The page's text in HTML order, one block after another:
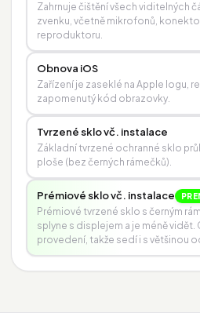
Zahrnuje čištění všech viditelných
zvenku, včetně mikrofonů,
reproduktoru.
Obnova iOS
Zařízení je zaseklé na Apple logu,
zapomenutý kód obrazovky.
Tvrzené sklo vč. instalace
Základní tvrzené ochranné sklo
ploše (bez černých rámečků).
Prémiové sklo vč. instalace
Prémiové tvrzené sklo s černým
splyne s displejem a je méně
provedení, takže sedí i s většinou